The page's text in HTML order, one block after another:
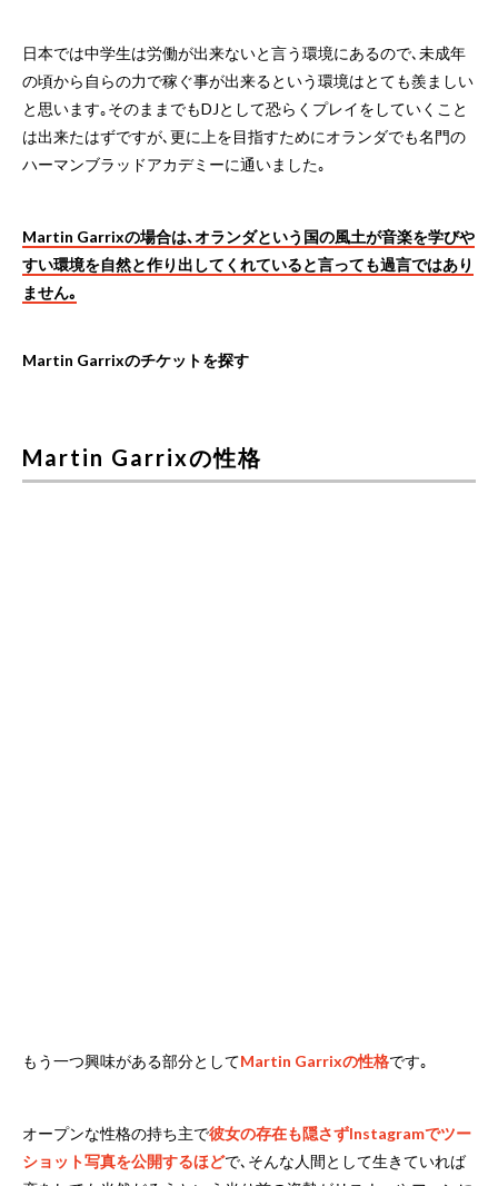
日本では中学生は労働が出来ないと言う環境にあるので､未成年
の頃から自らの力で稼ぐ事が出来るという環境はとても羨ましい
と思います｡そのままでもDJとして恐らくプレイをしていくこと
は出来たはずですが､更に上を目指すためにオランダでも名門の
ハーマンブラッドアカデミーに通いました｡
Martin Garrixの場合は､オランダという国の風土が音楽を学びや
すい環境を自然と作り出してくれていると言っても過言ではあり
ません｡
Martin Garrixのチケットを探す
Martin Garrixの性格
もう一つ興味がある部分としてMartin Garrixの性格です｡
オープンな性格の持ち主で彼女の存在も隠さずInstagramでツー
ショット写真を公開するほどで､そんな人間として生きていれば